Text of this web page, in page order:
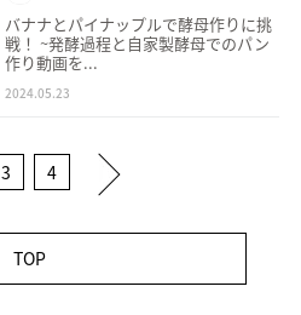
バナナとパイナップルで酵母作りに挑
戦！ ~発酵過程と自家製酵母でのパン
作り動画を...
2024.05.23
3 4
TOP